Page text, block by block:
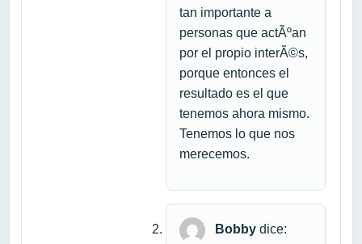
tan importante a
personas que actÃºan
por el propio interÃ©s,
porque entonces el
resultado es el que
tenemos ahora mismo.
Tenemos lo que nos
merecemos.
Bobby dice: